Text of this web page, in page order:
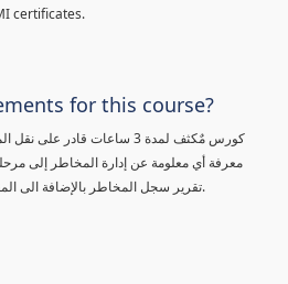
certificates.
for this course?
كورس مٌكثف لمدة 3 ساعات
معرفة أي معلومة عن إدارة المخاطر إلى
تقرير سجل المخاطر بالإضافة الى المقدرة التامية لإدارة مخاطر المشاريع.